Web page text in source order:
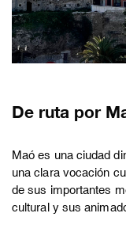
De ruta por
Maó es una ciudad
una clara vocación
de sus importantes
cultural y sus